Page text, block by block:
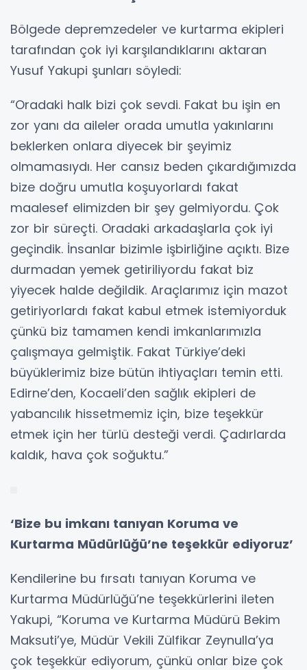
Bölgede depremzedeler ve kurtarma ekipleri
tarafından çok iyi karşılandıklarını aktaran
Yusuf Yakupi şunları söyledi:
“Oradaki halk bizi çok sevdi. Fakat bu işin en
zor yanı da aileler orada umutla yakınlarını
beklerken onlara diyecek bir şeyimiz
olmamasıydı. Her cansız beden çıkardığımızda
bize doğru umutla koşuyorlardı fakat
maalesef elimizden bir şey gelmiyordu. Çok
zor bir süreçti. Oradaki arkadaşlarla çok iyi
geçindik. İnsanlar bizimle işbirliğine açıktı. Bize
durmadan yemek getiriliyordu fakat biz
yiyecek halde değildik. Araçlarımız için mazot
getiriyorlardı fakat kabul etmek istemiyorduk
çünkü biz tamamen kendi imkanlarımızla
çalışmaya gelmiştik. Fakat Türkiye’deki
büyüklerimiz bize bütün ihtiyaçları temin etti.
Edirne’den, Kocaeli’den sağlık ekipleri de
yabancılık hissetmemiz için, bize teşekkür
etmek için her türlü desteği verdi. Çadırlarda
kaldık, hava çok soğuktu.”
‘Bize bu imkanı tanıyan Koruma ve
Kurtarma Müdürlüğü’ne teşekkür ediyoruz’
Kendilerine bu fırsatı tanıyan Koruma ve
Kurtarma Müdürlüğü’ne teşekkürlerini ileten
Yakupi, “Koruma ve Kurtarma Müdürü Bekim
Maksuti’ye, Müdür Vekili Zülfikar Zeynulla’ya
çok teşekkür ediyorum, çünkü onlar bize çok